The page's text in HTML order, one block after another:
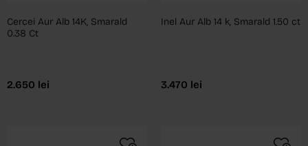
Cercei Aur Alb 14K, Smarald
0.38 Ct
2.650 lei
Inel Aur Alb 14 k, Smarald 1.50 ct
3.470 lei